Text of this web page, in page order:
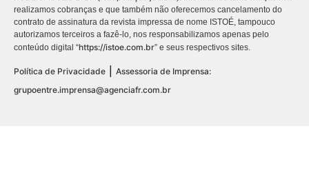
realizamos cobranças e que também não oferecemos cancelamento do
contrato de assinatura da revista impressa de nome ISTOÉ, tampouco
autorizamos terceiros a fazê-lo, nos responsabilizamos apenas pelo
conteúdo digital “https://istoe.com.br” e seus respectivos sites.
Política de Privacidade
Assessoria de Imprensa:
grupoentre.imprensa@agenciafr.com.br